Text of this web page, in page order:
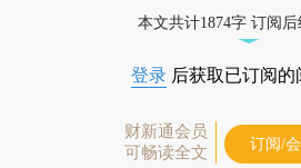
本文共计1874字 订阅
登录 后获取已订阅的
财新通会员
可畅读全文
订阅/